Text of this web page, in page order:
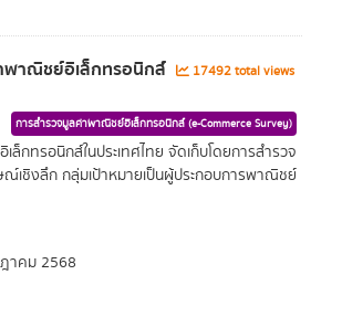
พาณิชย์อิเล็กทรอนิกส์
17492 total views
การสำรวจมูลค่าพาณิชย์อิเล็กทรอนิกส์ (e-Commerce Survey)
กทรอนิกส์ในประเทศไทย จัดเก็บโดยการสำรวจ
ณ์เชิงลึก กลุ่มเป้าหมายเป็นผู้ประกอบการพาณิชย์
าคม 2568